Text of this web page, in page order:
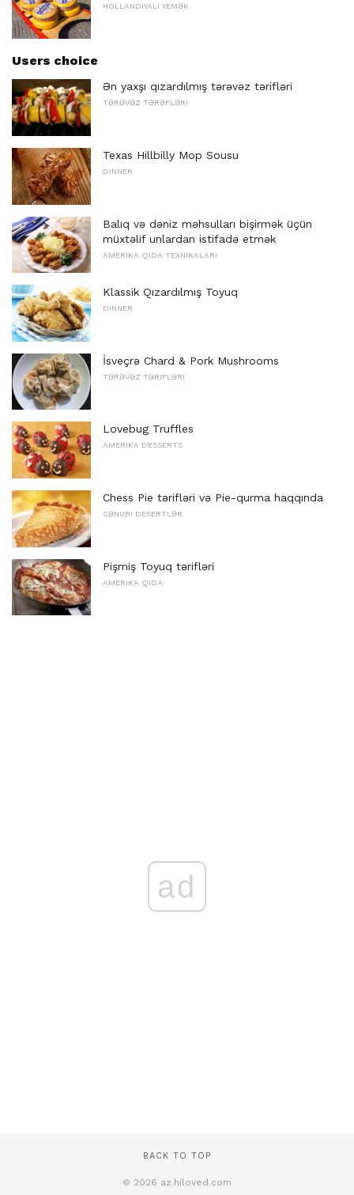
HOLLANDIYALI YEMƏK
Users choice
Ən yaxşı qızardılmış tərəvəz tərifləri
TƏRƏVƏZ TƏRƏFLƏRI
Texas Hillbilly Mop Sousu
DINNER
Balıq və dəniz məhsulları bişirmək üçün
müxtəlif unlardan istifadə etmək
AMERIKA QIDA TEXNIKALARI
Klassik Qızardılmış Toyuq
DINNER
İsveçrə Chard & Pork Mushrooms
TƏRƏVƏZ TƏRIFLƏRI
Lovebug Truffles
AMERIKA DESSERTS
Chess Pie tərifləri və Pie-qurma haqqında
CƏNUBI DESERTLƏR
Pişmiş Toyuq tərifləri
AMERIKA QIDA
ad
BACK TO TOP
© 2026 az.hiloved.com